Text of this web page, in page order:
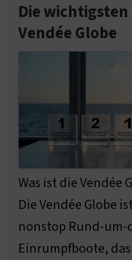
Die
Vendée Globe
Was ist die Vendée
Die Vendée Globe
nonstop Rund-
Einrumpfboote,